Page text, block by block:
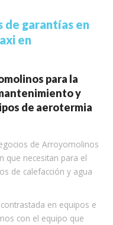
garantías en
en
para la
y
de aerotermia
de Arroyomolinos
que necesitan para el
de calefacción y agua
en equipos e
con el equipo que